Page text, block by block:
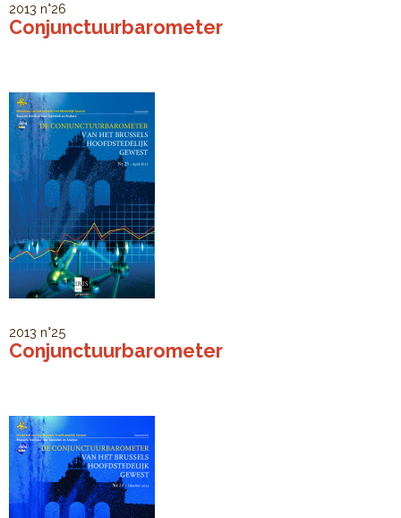
2013 n°26
Conjunctuurbarometer
2013 n°25
Conjunctuurbarometer